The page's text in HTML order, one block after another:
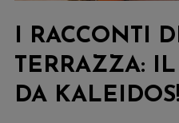
I RACCONTI
TERRAZZA:
DA KALEIDOS!